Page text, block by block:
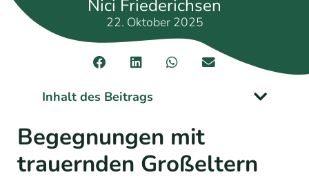
Nici Friederichsen
22. Oktober 2025
Begegnungen mit
trauernden Großeltern
Inhalt des Beitrags